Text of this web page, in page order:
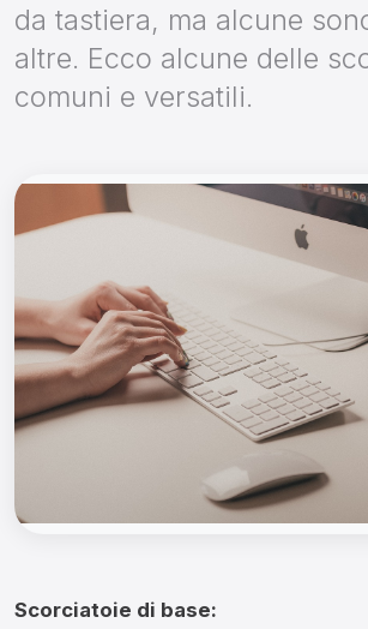
da tastiera, ma alcune
altre. Ecco alcune delle
comuni e versatili.
Scorciatoie di base: